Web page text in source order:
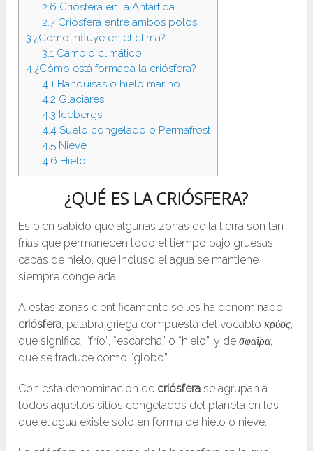
2.6 Criósfera en la Antártida
2.7Criósfera entre ambos polos
3 ¿Cómo influye en el clima?
3.1Cambio climático
4 ¿Cómo está formada la criósfera?
4.1Banquisas o hielo marino
4.2 Glaciares
4.3 Icebergs
4.4Suelo congelado o Permafrost
4.5Nieve
4.6 Hielo
¿QUÉ ES LA CRIÓSFERA?
Es bien sabido que algunas zonas de la tierra son tan
frías que permanecen todo el tiempo bajo gruesas
capas de hielo, que incluso el agua se mantiene
siempre congelada.
A estas zonas científicamente se les ha denominado
criósfera, palabra griega compuesta del vocabloκρύος,
que significa: “frío”, “escarcha” o “hielo”, y deσφαῖρα,
que se traduce como “globo”.
Con esta denominación de criósfera se agrupan a
todos aquellos sitios congelados del planeta en los
que el agua existe solo en forma de hielo o nieve.